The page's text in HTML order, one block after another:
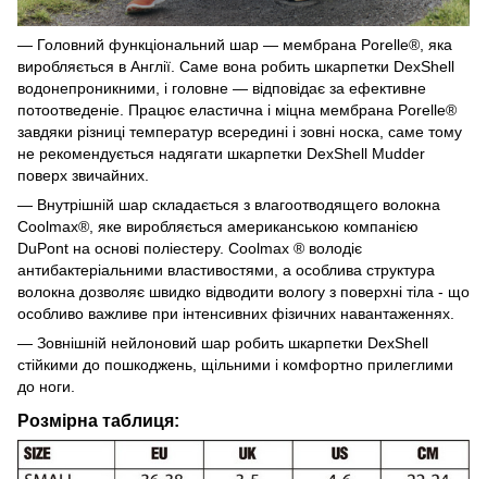
— Головний функціональний шар — мембрана Porelle®, яка
виробляється в Англії. Саме вона робить шкарпетки DexShell
водонепроникними, і головне — відповідає за ефективне
потоотведеніе. Працює еластична і міцна мембрана Porelle®
завдяки різниці температур всередині і зовні носка, саме тому
не рекомендується надягати шкарпетки DexShell Mudder
поверх звичайних.
— Внутрішній шар складається з влагоотводящего волокна
Coolmax®, яке виробляється американською компанією
DuPont на основі поліестеру. Coolmax ® володіє
антибактеріальними властивостями, а особлива структура
волокна дозволяє швидко відводити вологу з поверхні тіла - що
особливо важливе при інтенсивних фізичних навантаженнях.
— Зовнішній нейлоновий шар робить шкарпетки DexShell
стійкими до пошкоджень, щільними і комфортно прилеглими
до ноги.
Розмірна таблиця: